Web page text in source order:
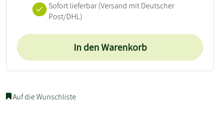
Sofort lieferbar(Versand mit Deutscher
Post/DHL)
In den Warenkorb
Auf die Wunschliste